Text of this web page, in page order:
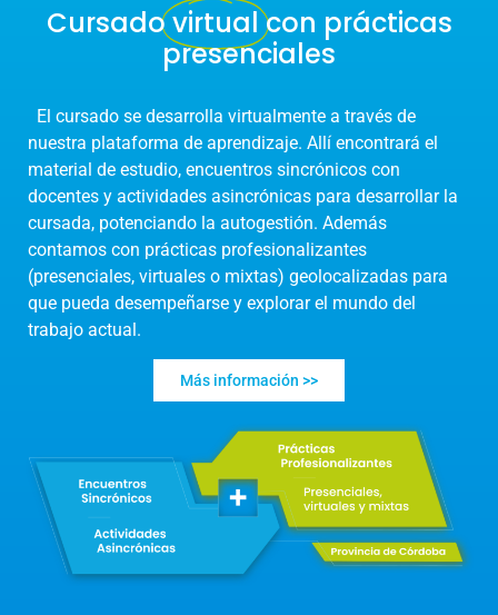
Cursadovirtual con prácticas
presenciales
El cursado se desarrolla virtualmente a través de
nuestra plataforma de aprendizaje. Allí encontrará el
material de estudio, encuentros sincrónicos con
docentes y actividades asincrónicas para desarrollar la
cursada, potenciando la autogestión. Además
contamos con prácticas profesionalizantes
(presenciales, virtuales o mixtas) geolocalizadas para
que pueda desempeñarse y explorar el mundo del
trabajo actual.
Más información >>